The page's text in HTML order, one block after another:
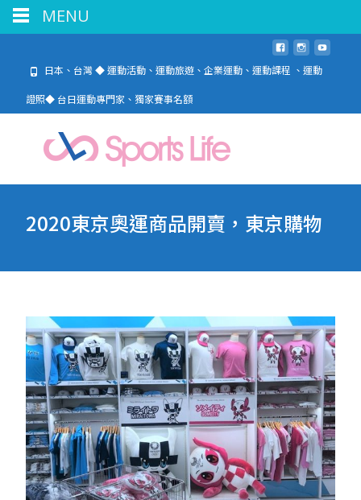
日本、台灣 ◆ 運動活動、運動旅遊、企業運動、運動課程 、運動
證照◆ 台日運動專門家、獨家賽事名額
2020東京奧運商品開賣，東京購物
MENU